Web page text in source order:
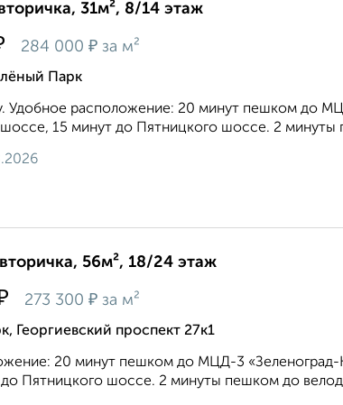
31м², 8/14 этаж
284 000 ₽ за м²
Парк
Удобное расположение: 20 минут пешком до
шоссе, 15 минут до Пятницкого шоссе. 2
56м², 18/24 этаж
273 300 ₽ за м²
Георгиевский проспект 27к1
20 минут пешком до МЦД-3 «Зеленоград-
Пятницкого шоссе. 2 минуты пешком до